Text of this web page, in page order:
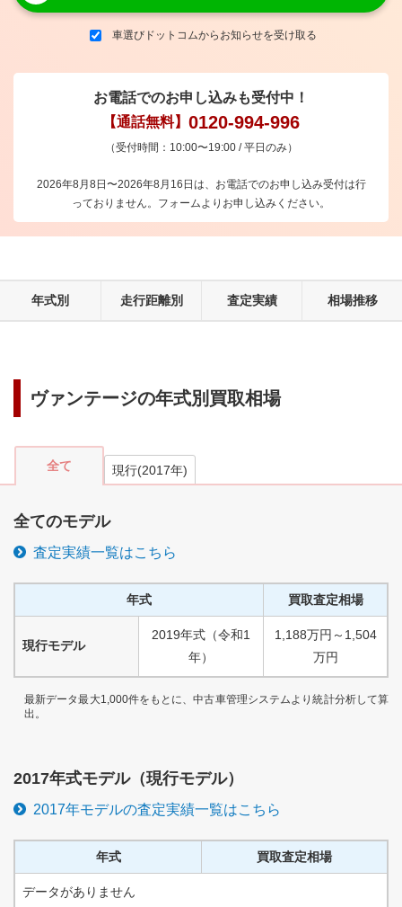
車選びドットコムからお知らせを受け取る
お電話でのお申し込みも受付中！
【通話無料】 0120-994-996
（受付時間：10:00〜19:00 / 平日のみ）
2026年8月8日〜2026年8月16日は、お電話でのお申し込み受付は行
っておりません。フォームよりお申し込みください。
年式別 走行距離別 査定実績 相場推移
ヴァンテージの年式別買取相場
全て 現行(2017年)
全てのモデル
査定実績一覧はこちら
年式 買取査定相場
現行モデル
2019年式 （令和1
年）
1,188万円 ～ 1,504
万円
最新データ最大1,000件をもとに、中古車管理システムより統計分析して算
出。
2017年式モデル（現行モデル）
2017年モデルの査定実績一覧はこちら
年式 買取査定相場
データがありません